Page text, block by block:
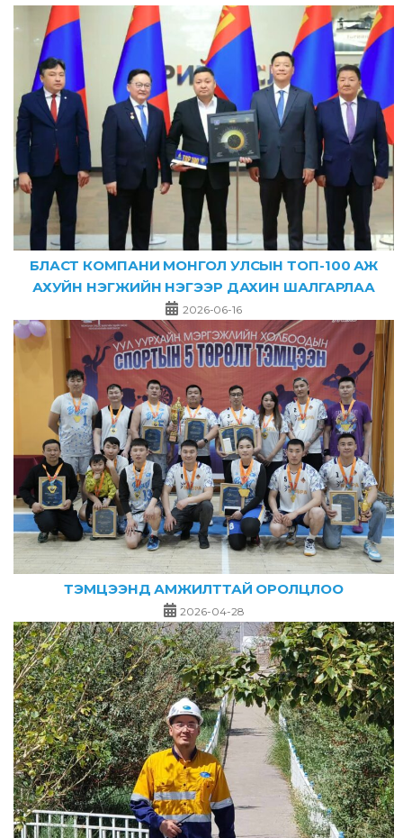
БЛАСТ КОМПАНИ МОНГОЛ УЛСЫН ТОП-100 АЖ
АХУЙН НЭГЖИЙН НЭГЭЭР ДАХИН ШАЛГАРЛАА
2026-06-16
ТЭМЦЭЭНД АМЖИЛТТАЙ ОРОЛЦЛОО
2026-04-28